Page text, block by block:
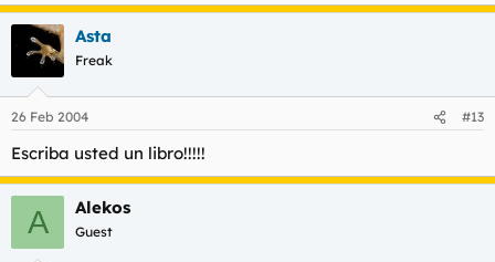
Asta
Freak
26 Feb 2004 #13
Escriba usted un libro!!!!!
A Alekos
Guest